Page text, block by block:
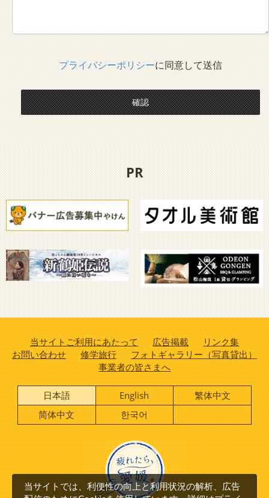
プライバシーポリシーに同意して送信
確認
PR
当サイトご利用にあたって 広告掲載
リンク集
お問い合わせ
修学旅行
フォトギャラリー（写真貸出）
事業者の皆さまへ
日本語 English
繁体中文
简体中文
한국어
当サイトでは、利便性の向上と利用状況の解析、広告